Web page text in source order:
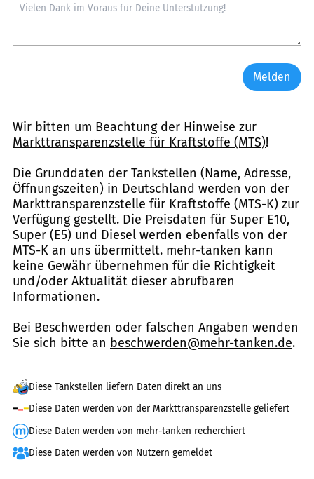
Melden
Wir bitten um Beachtung der Hinweise zur
Markttransparenzstelle für Kraftstoffe (MTS)!
Die Grunddaten der Tankstellen (Name, Adresse,
Öffnungszeiten) in Deutschland werden von der
Markttransparenzstelle für Kraftstoffe (MTS-K) zur
Verfügung gestellt. Die Preisdaten für Super E10,
Super (E5) und Diesel werden ebenfalls von der
MTS-K an uns übermittelt. mehr-tanken kann
keine Gewähr übernehmen für die Richtigkeit
und/oder Aktualität dieser abrufbaren
Informationen.
Bei Beschwerden oder falschen Angaben wenden
Sie sich bitte an beschwerden@mehr-tanken.de.
Diese Tankstellen liefern Daten direkt an uns
Diese Daten werden von der Markttransparenzstelle geliefert
Diese Daten werden von mehr-tanken recherchiert
Diese Daten werden von Nutzern gemeldet